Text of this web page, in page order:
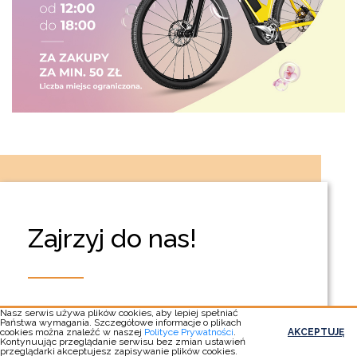
Zajrzyj do nas!
Sprawdź jak łatwo i szybko
dojechać do centrum
Factoria Park.
Nasz serwis używa plików cookies, aby lepiej spełniać
Państwa wymagania. Szczegółowe informacje o plikach
cookies można znaleźć w naszej Polityce Prywatności.
Kontynuując przeglądanie serwisu bez zmian ustawień
przeglądarki akceptujesz zapisywanie plików cookies.
AKCEPTUJĘ